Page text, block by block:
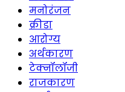
मनोरंजन
क्रीडा
आरोग्य
अर्थकारण
टेक्नॉलॉजी
राजकारण